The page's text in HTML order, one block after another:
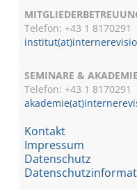
Telefon: +43 1 8170291
SEMINARE & AKADEMIE
Telefon: +43 18170291
Kontakt
Impressum
Datenschutz